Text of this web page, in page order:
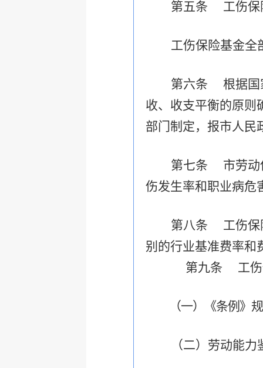
第五条 工伤保
工伤保险基金全
第六条 根据
收、收支平衡的原则
部门制定，报市人
第七条 市劳动
伤发生率和职业病危
第八条 工伤保
别的行业基准费率和
第九条 工伤
（一）《条例》
（二）劳动能